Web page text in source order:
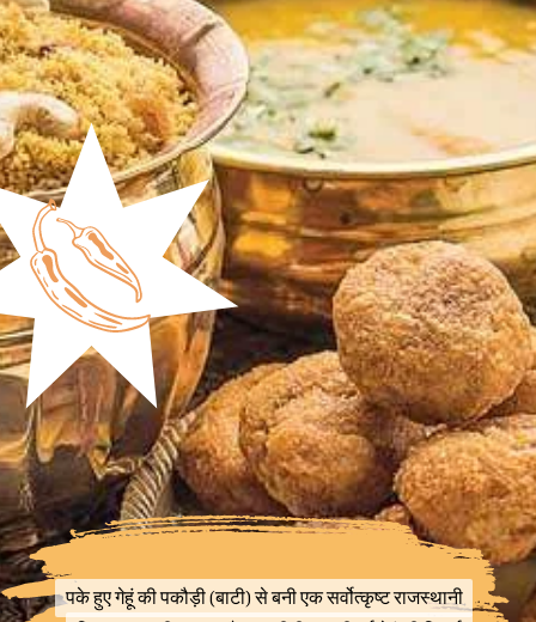
पके हुए गेहूं की पकौड़ी (बाटी) से बनी एक सर्वोत्कृष्ट राजस्थानी
पके हुए गेहूं की पकौड़ी (बाटी) से बनी एक सर्वोत्कृष्ट राजस्थानी